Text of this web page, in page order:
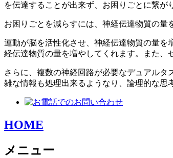
を伝達することが出来ず、お困りごとに繋が
お困りごとを減らすには、神経伝達物質の量
運動が脳を活性化させ、神経伝達物質の量を
経伝達物質の量を増やしてくれます。また、
さらに、複数の神経回路が必要なデュアル
雑な情報も処理出来るようなり、論理的な思
HOME
メニュー